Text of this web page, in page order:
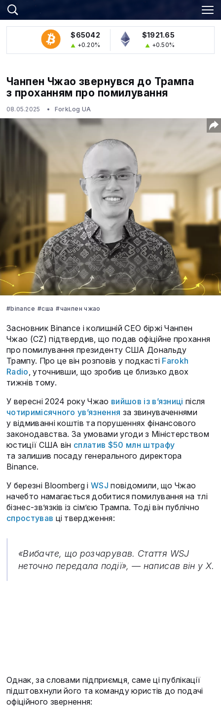
$65042
+0.20%
$1921.65
+0.50%
Чанпен Чжао звернувся до Трампа
з проханням про помилування
08.05.2025 ForkLog UA
#binance #сша #чанпен чжао
Засновник Binance і колишній CEO біржі Чанпен
Чжао (CZ) підтвердив, що подав офіційне прохання
про помилування президенту США Дональду
Трампу. Про це він розповів у подкасті Farokh
Radio, уточнивши, що зробив це близько двох
тижнів тому.
У вересні 2024 року Чжао вийшов із в’язниці після
чотиримісячного ув’язнення за звинуваченнями
у відмиванні коштів та порушеннях фінансового
законодавства. За умовами угоди з Міністерством
юстиції США він сплатив $50 млн штрафу
та залишив посаду генерального директора
Binance.
У березні Bloomberg іWSJ повідомили, що Чжао
начебто намагається добитися помилування на тлі
бізнес-зв’язків із сім’єю Трампа. Тоді він публічно
спростував ці твердження:
«Вибачте, що розчарував. Стаття WSJ
неточно передала події», — написав він у X.
Однак, за словами підприємця, саме ці публікації
підштовхнули його та команду юристів до подачі
офіційного звернення: